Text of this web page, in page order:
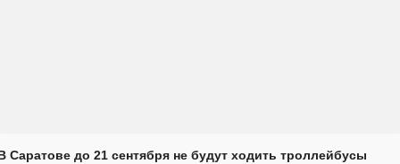
Саратове до 21 сентября не будут ходить троллейбусы